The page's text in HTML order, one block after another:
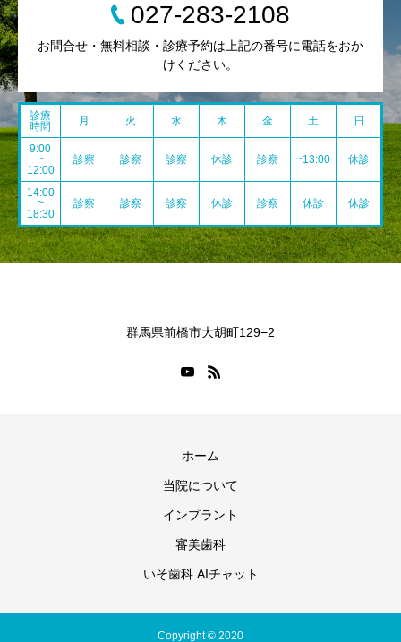
027-283-2108
お問合せ・無料相談・診療予約は上記の番号に電話をおか
けください。
診療
時間
月 火 水 木 金 土 日
9:00
~
12:00
診察 診察 診察 休診 診察 ~13:00 休診
14:00
~
18:30
診察 診察 診察 休診 診察 休診 休診
群馬県前橋市大胡町129−2
ホーム
当院について
インプラント
審美歯科
いそ歯科 AIチャット
Copyright © 2020